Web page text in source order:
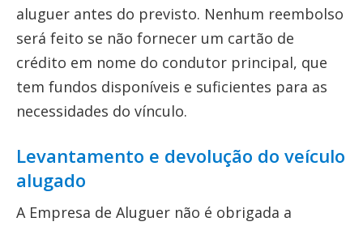
aluguer antes do previsto. Nenhum reembolso
será feito se não fornecer um cartão de
crédito em nome do condutor principal, que
tem fundos disponíveis e suficientes para as
necessidades do vínculo.
Levantamento e devolução do veículo
alugado
A Empresa de Aluguer não é obrigada a